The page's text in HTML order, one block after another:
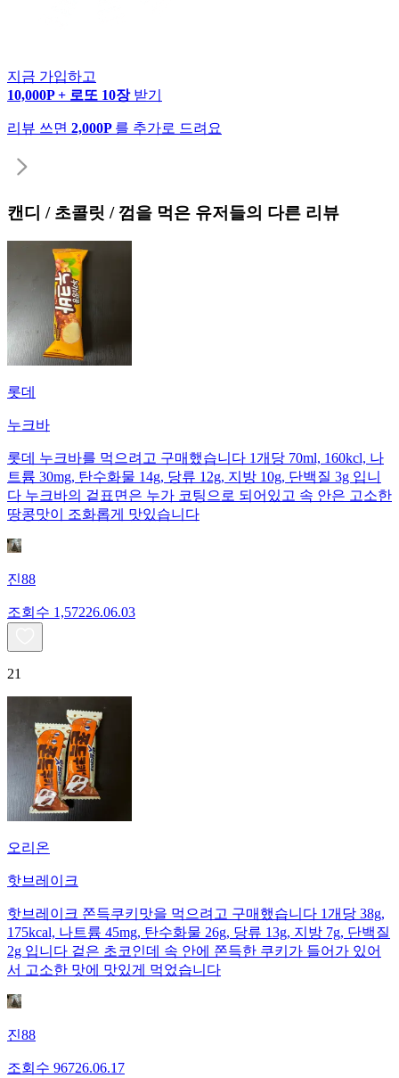
지금 가입하고
10,000P + 로또 10장 받기
리뷰 쓰면 2,000P 를 추가로 드려요
캔디 / 초콜릿 / 껌을 먹은 유저들의 다른 리뷰
롯데
누크바
롯데 누크바를 먹으려고 구매했습니다 1개당 70ml, 160kcl, 나
트륨 30mg, 탄수화물 14g, 당류 12g, 지방 10g, 단백질 3g 입니
다 누크바의 겉표면은 누가 코팅으로 되어있고 속 안은 고소한
땅콩맛이 조화롭게 맛있습니다
진88
조회수 1,57226.06.03
21
오리온
핫브레이크
핫브레이크 쫀득쿠키맛을 먹으려고 구매했습니다 1개당 38g,
175kcal, 나트륨 45mg, 탄수화물 26g, 당류 13g, 지방 7g, 단백질
2g 입니다 겉은 초코인데 속 안에 쫀득한 쿠키가 들어가 있어
서 고소한 맛에 맛있게 먹었습니다
진88
조회수 96726.06.17